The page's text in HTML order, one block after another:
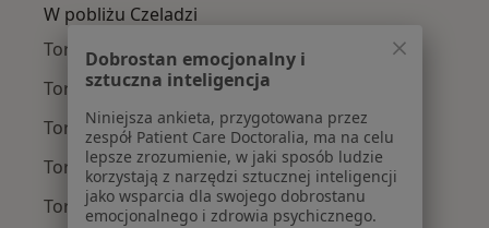
W pobliżu Czeladzi
Torbiel jajnika w Katowicach
Torbiel jajnika w Gliwicach
Torbiel jajnika w Sosnowcu
Torbiel jajnika w Rudzie Śląskiej
Torbiel jajnika w Chorzowie
Dobrostan emocjonalny i
sztuczna inteligencja
Niniejsza ankieta, przygotowana przez
zespół Patient Care Doctoralia, ma na celu
lepsze zrozumienie, w jaki sposób ludzie
korzystają z narzędzi sztucznej inteligencji
jako wsparcia dla swojego dobrostanu
emocjonalnego i zdrowia psychicznego.